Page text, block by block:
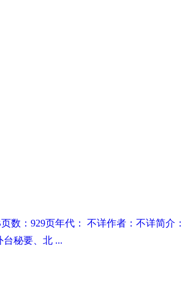
数：929页年代： 不详作者：不详简
秘要、北 ...